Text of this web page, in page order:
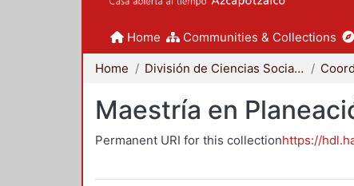
Home Communities & Collections
Home División de Ciencias Sociales y Humanidades
Maestría en
Permanent URI for this collectionhttps://